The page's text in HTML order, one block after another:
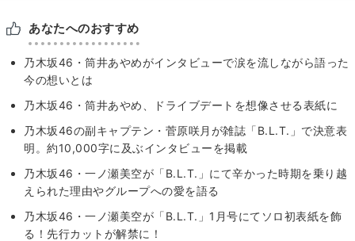
あなたへのおすすめ
乃木坂46・筒井あやめがインタビューで涙を流しながら語った
今の想いとは
乃木坂46・筒井あやめ、ドライブデートを想像させる表紙に
乃木坂46の副キャプテン・菅原咲月が雑誌「B.L.T.」で決意表
明。約10,000字に及ぶインタビューを掲載
乃木坂46・一ノ瀬美空が「B.L.T.」にて辛かった時期を乗り越
えられた理由やグループへの愛を語る
乃木坂46・一ノ瀬美空が「B.L.T.」1月号にてソロ初表紙を飾
る！先行カットが解禁に！